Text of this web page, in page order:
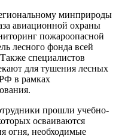
минприроды
авиационной охраны
пожароопасной
лесного фонда всей
специалистов
для тушения лесных
в рамках
прошли учебно-
осваиваются
огня, необходимые